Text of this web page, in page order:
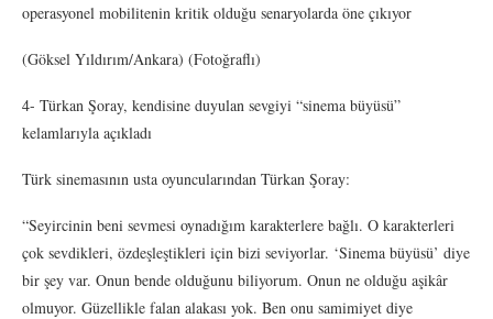
operasyonel mobilitenin kritik olduğu senaryolarda öne çıkıyor
(Göksel Yıldırım/Ankara) (Fotoğraflı)
4- Türkan Şoray, kendisine duyulan sevgiyi “sinema büyüsü”
kelamlarıyla açıkladı
Türk sinemasının usta oyuncularından Türkan Şoray:
“Seyircinin beni sevmesi oynadığım karakterlere bağlı. O karakterleri
çok sevdikleri, özdeşleştikleri için bizi seviyorlar. ‘Sinema büyüsü’ diye
bir şey var. Onun bende olduğunu biliyorum. Onun ne olduğu aşikâr
olmuyor. Güzellikle falan alakası yok. Ben onu samimiyet diye